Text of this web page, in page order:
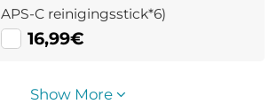
APS-C reinigingsstick*6)
16,99€
Show More